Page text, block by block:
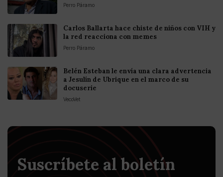
Perro Páramo
Carlos Ballarta hace chiste de niños con VIH y
la red reacciona con memes
Perro Páramo
Belén Esteban le envía una clara advertencia
a Jesulín de Ubrique en el marco de su
docuserie
VecoVet
Suscríbete al boletín